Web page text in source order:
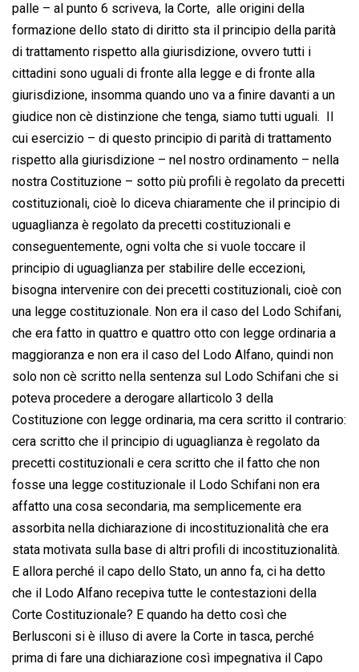
palle – al punto 6 scriveva, la Corte,  alle origini della
formazione dello stato di diritto sta il principio della parità
di trattamento rispetto alla giurisdizione, ovvero tutti i
cittadini sono uguali di fronte alla legge e di fronte alla
giurisdizione, insomma quando uno va a finire davanti a un
giudice non cè distinzione che tenga, siamo tutti uguali.  Il
cui esercizio – di questo principio di parità di trattamento
rispetto alla giurisdizione – nel nostro ordinamento – nella
nostra Costituzione – sotto più profili è regolato da precetti
costituzionali, cioè lo diceva chiaramente che il principio di
uguaglianza è regolato da precetti costituzionali e
conseguentemente, ogni volta che si vuole toccare il
principio di uguaglianza per stabilire delle eccezioni,
bisogna intervenire con dei precetti costituzionali, cioè con
una legge costituzionale. Non era il caso del Lodo Schifani,
che era fatto in quattro e quattro otto con legge ordinaria a
maggioranza e non era il caso del Lodo Alfano, quindi non
solo non cè scritto nella sentenza sul Lodo Schifani che si
poteva procedere a derogare allarticolo 3 della
Costituzione con legge ordinaria, ma cera scritto il contrario:
cera scritto che il principio di uguaglianza è regolato da
precetti costituzionali e cera scritto che il fatto che non
fosse una legge costituzionale il Lodo Schifani non era
affatto una cosa secondaria, ma semplicemente era
assorbita nella dichiarazione di incostituzionalità che era
stata motivata sulla base di altri profili di incostituzionalità.
E allora perché il capo dello Stato, un anno fa, ci ha detto
che il Lodo Alfano recepiva tutte le contestazioni della
Corte Costituzionale? E quando ha detto così che
Berlusconi si è illuso di avere la Corte in tasca, perché
prima di fare una dichiarazione così impegnativa il Capo